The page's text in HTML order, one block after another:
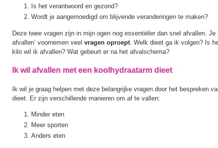
Is het verantwoord en gezond?
Wordt je aangemoedigd om blijvende veranderingen te maken?
Deze twee vragen zijn in mijn ogen nog essentiëler dan snel afvallen. Je
afvallen’ voornemen veel vragen oproept. Welk dieet ga ik volgen? Is
kilo wil ik afvallen? Wat gebeurt er na het afvalschema?
Ik wil afvallen met een koolhydraatarm dieet
Ik wil je graag helpen met deze belangrijke vragen door het bespreken
dieet. Er zijn verschillende manieren om af te vallen:
Minder eten
Meer sporten
Anders eten